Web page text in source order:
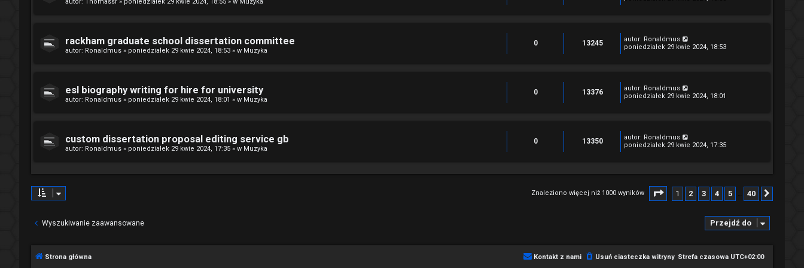
rackham graduate school dissertation committee
autor: Ronaldmus » poniedziałek 29 kwie 2024, 18:53 » w Muzyka
0 13245 autor: Ronaldmus
poniedziałek 29 kwie 2024, 18:53
esl biography writing for hire for university
autor: Ronaldmus » poniedziałek 29 kwie 2024, 18:01 » w Muzyka
0 13376 autor: Ronaldmus
poniedziałek 29 kwie 2024, 18:01
custom dissertation proposal editing service gb
autor: Ronaldmus » poniedziałek 29 kwie 2024, 17:35 » w Muzyka
0 13350 autor: Ronaldmus
poniedziałek 29 kwie 2024, 17:35
Znaleziono więcej niż 1000 wyników Strona1 z40
1 2 3 4 5 40
Wyszukiwanie zaawansowane Przejdź do
Strona główna Strefa czasowa UTC+02:00
Usuń ciasteczka witryny
Kontakt z nami